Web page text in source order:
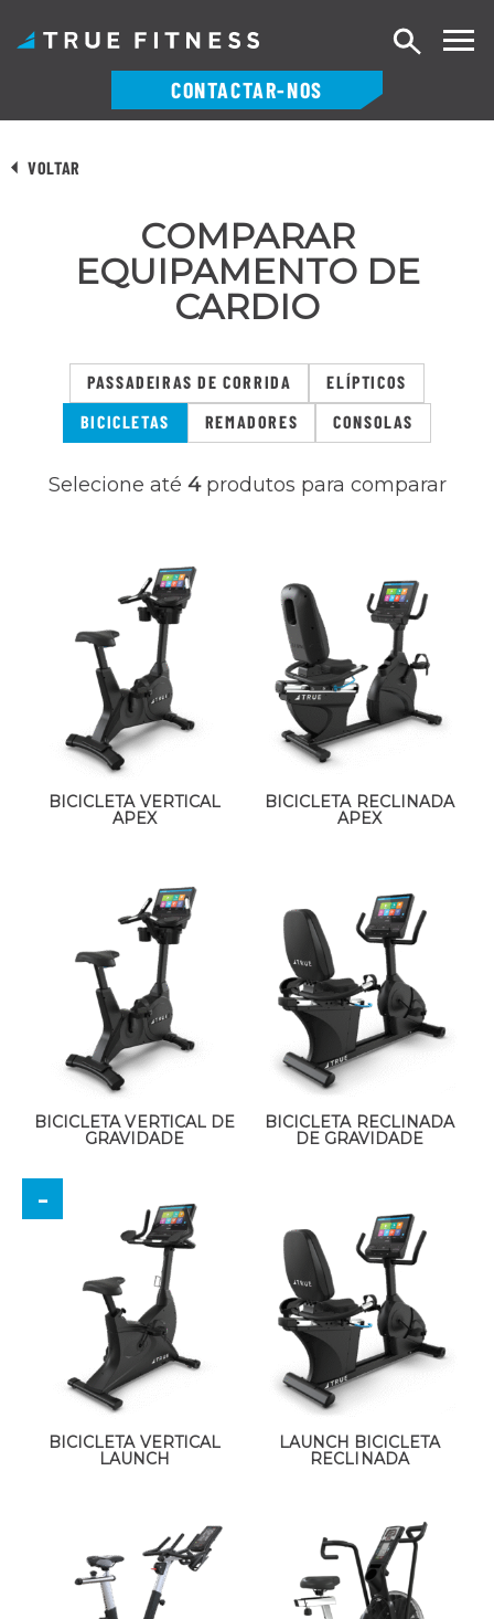
para
CONTACTAR-NOS
Pesquisar
VOLTAR
COMPARAR
EQUIPAMENTO DE
CARDIO
PASSADEIRAS DE CORRIDA
ELÍPTICOS
BICICLETAS
REMADORES CONSOLAS
Selecione até 4produtos para comparar
BICICLETA VERTICAL
APEX
BICICLETA RECLINADA
APEX
BICICLETA VERTICAL DE
GRAVIDADE
BICICLETA RECLINADA
DE GRAVIDADE
BICICLETA VERTICAL
LAUNCH
LAUNCH BICICLETA
RECLINADA